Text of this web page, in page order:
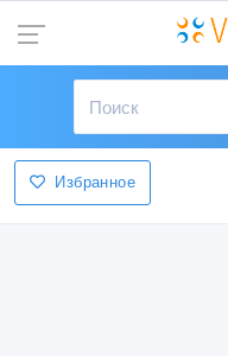
Избранное